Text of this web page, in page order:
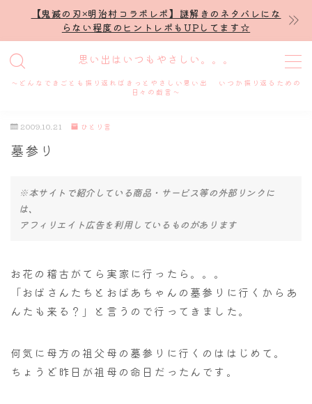
【鬼滅の刃×明治村コラボレポ】謎解きのネタバレにな
らない程度のヒントレポもUPしてます☆
思い出はいつもやさしい。。。
～どんなできごとも振り返ればきっとやさしい思い出 いつか振り返るための
日々の戯言～
MENU
プロフィール
ホテル滞在記
名古屋
2009.10.21 ひとり言
墓参り
※本サイトで紹介している商品・サービス等の外部リンクに
は、
アフィリエイト広告を利用しているものがあります
お花の稽古がてら実家に行ったら。。。
「おばさんたちとおばあちゃんの墓参りに行くからあ
んたも来る？」と言うので行ってきました。
何気に母方の祖父母の墓参りに行くのははじめて。
ちょうど昨日が祖母の命日だったんです。